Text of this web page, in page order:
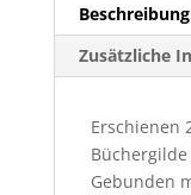
Beschreibung
Zusätzliche
Erschienen
Gebunden